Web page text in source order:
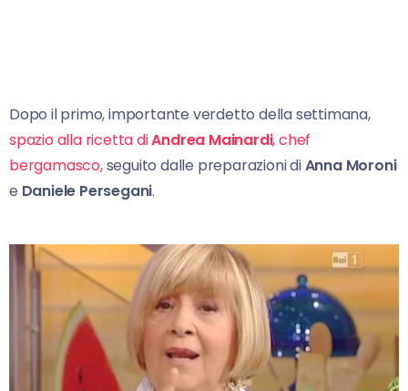
Dopo il primo, importante verdetto della settimana,
spazio alla ricetta diAndrea Mainardi, chef
bergamasco,seguito dalle preparazioni diAnna Moroni
e Daniele Persegani.